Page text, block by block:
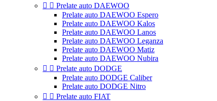
  Prelate auto DAEWOO
Prelate auto DAEWOO Espero
Prelate auto DAEWOO Kalos
Prelate auto DAEWOO Lanos
Prelate auto DAEWOO Leganza
Prelate auto DAEWOO Matiz
Prelate auto DAEWOO Nubira
  Prelate auto DODGE
Prelate auto DODGE Caliber
Prelate auto DODGE Nitro
  Prelate auto FIAT